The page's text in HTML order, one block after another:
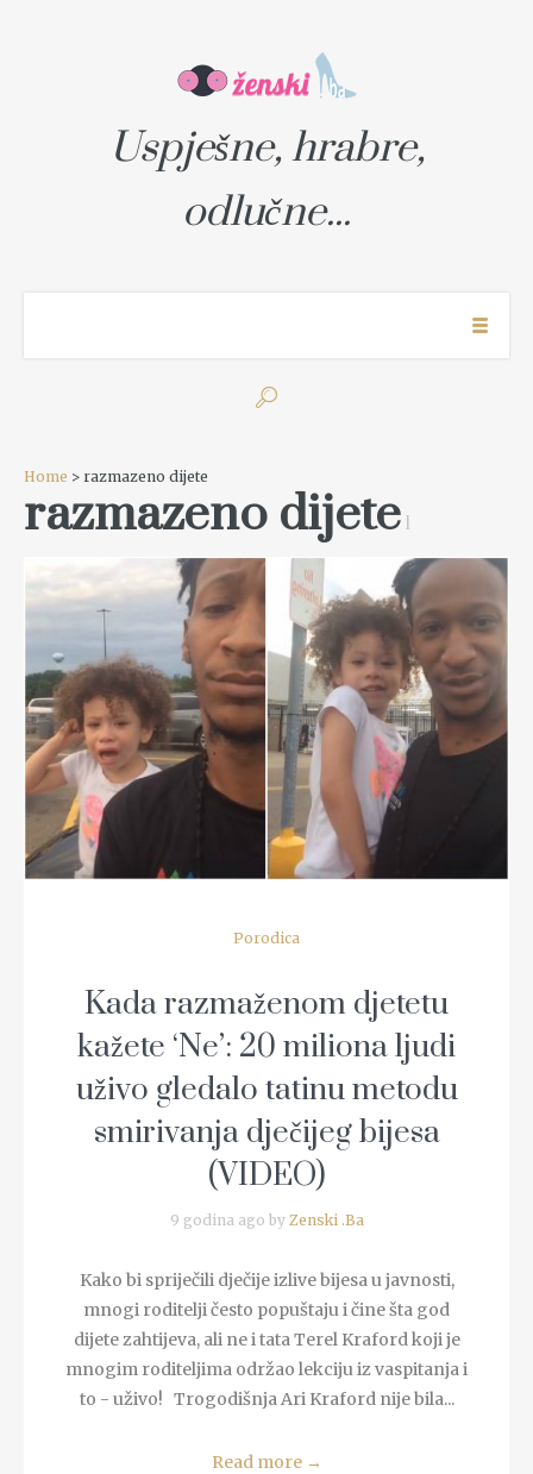
Uspješne, hrabre,
odlučne...
Home > razmazeno dijete
razmazeno dijete 1
READ MORE
Porodica
Kada razmaženom djetetu
kažete ‘Ne’: 20 miliona ljudi
uživo gledalo tatinu metodu
smirivanja dječijeg bijesa
(VIDEO)
9 godina ago by Zenski .Ba
Kako bi spriječili dječije izlive bijesa u javnosti,
mnogi roditelji često popuštaju i čine šta god
dijete zahtijeva, ali ne i tata Terel Kraford koji je
mnogim roditeljima održao lekciju iz vaspitanja i
to - uživo! Trogodišnja Ari Kraford nije bila...
Read more →